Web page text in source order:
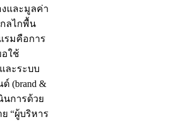
งและมูลค่า
ลไกพื้น
รมคือการ
ใช้
ละระบบ
(brand &
นการด้วย
“ผู้บริหาร